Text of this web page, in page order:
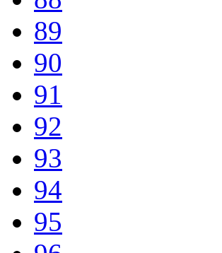
89
90
91
92
93
94
95